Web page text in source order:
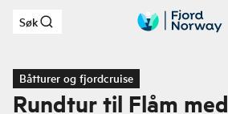
Hopp til hovedinnhold
Søk
Båtturer og fjordcruise
Rundtur til Flåm med